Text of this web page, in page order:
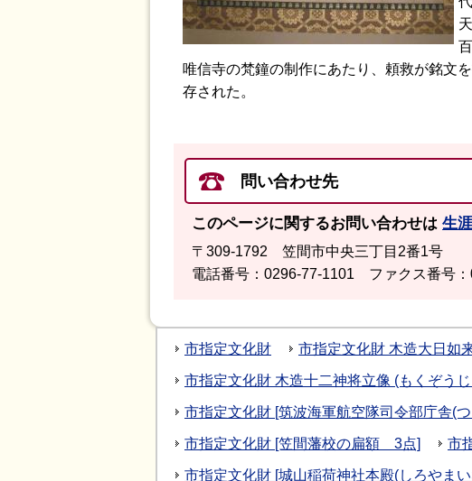
唯信寺の梵鐘の制作にあたり、頼救が銘文
存された。
問い合わせ先
このページに関するお問い合わせは 生
〒309-1792 笠間市中央三丁目2番1号
電話番号：0296-77-1101 ファクス番号
市指定文化財 市指定文化財 木造大日如
市指定文化財 木造十二神将立像 (もくぞう
市指定文化財 [筑波海軍航空隊司令部庁舎(
市指定文化財 [笠間藩校の扁額 3点] 市
市指定文化財 [城山稲荷神社本殿(しろやま